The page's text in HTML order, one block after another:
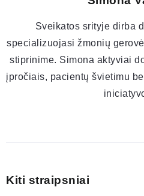
Sveikatos srityje dirba
specializuojasi žmonių
stiprinime. Simona aktyviai
įpročiais, pacientų švietimu
Kiti straipsniai